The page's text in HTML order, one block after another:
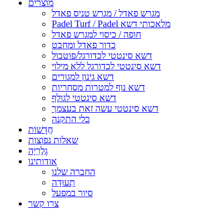
מוצרים
מגרש פאדל / מגרש טניס פאדל
Padel Turf / Padel מלאכותי דשא
חופה / כיסוי למגרש פאדל
כדור פאדל ומחבט
דשא סינטטי לכדורגל/פוטבול
דשא סינטטי לכדורגל ללא מילוי
דשא גינון למגורים
דשא נוף למטרות מסחריות
דשא סינטטי לגולף
דשא סינטטי עשה זאת בעצמך
כלי התקנה
חֲדָשׁוֹת
שאלות נפוצות
גָלֶרֵיָה
אודותינו
החברה שלנו
תְעוּדָה
סיור במפעל
צרו קשר